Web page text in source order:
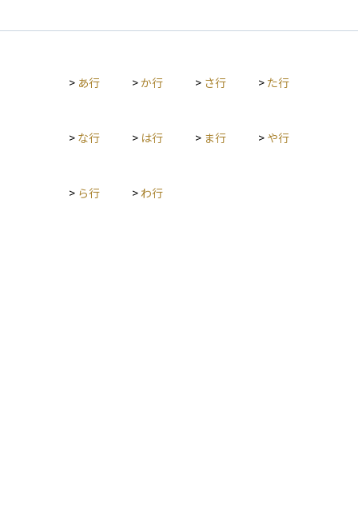
る株式を100万円で購入し、現在の時価が120万円になっていれ
す。ただし、これらはあくまで**「いま売れば得られる／損す
務上どう扱うかが重要で、特に金融商品などの評価方法（時価
握するために、評価損益を定期的にチェックすることが大切で
> あ行 >か行 > さ行 > た行
> な行 > は行 > ま行 > や行
> ら行 > わ行